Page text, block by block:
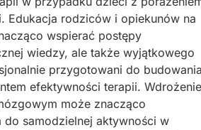
Edukacja rodziców i opiekunów na
wspierać postępy
wiedzy, ale także wyjątkowego
przygotowani do budowania
efektywności terapii. Wdrożenie
może znacząco
samodzielnej aktywności w